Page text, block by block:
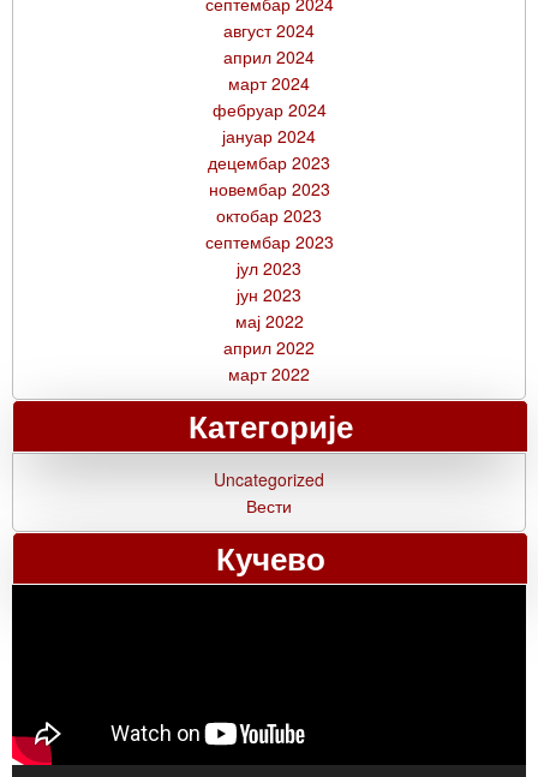
август 2024
април 2024
март 2024
фебруар 2024
јануар 2024
децембар 2023
новембар 2023
октобар 2023
септембар 2023
јул 2023
јун 2023
мај 2022
април 2022
март 2022
Категорије
Uncategorized
Вести
Кучево